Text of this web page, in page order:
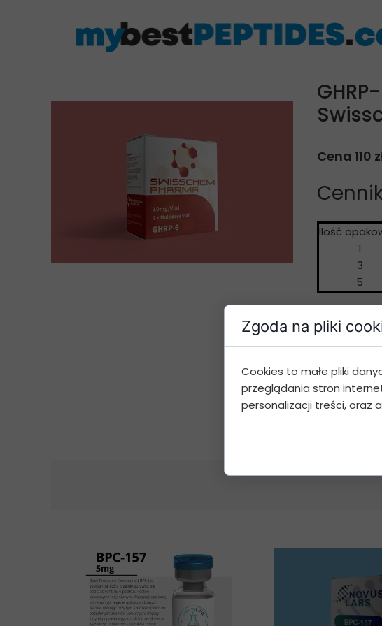
Cena 110
Ilość
1
3
5
Dodaj
Zgoda na pliki
Cookies to małe pliki
przeglądania stron
personalizacji treści, oraz